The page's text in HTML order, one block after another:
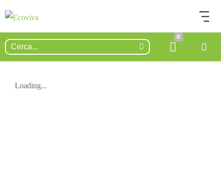
0
Loading...